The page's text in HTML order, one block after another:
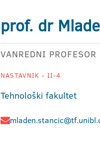
prof. dr
VANREDNI PROFESOR
NASTAVNIK - II-4
Tehnološki fakultet